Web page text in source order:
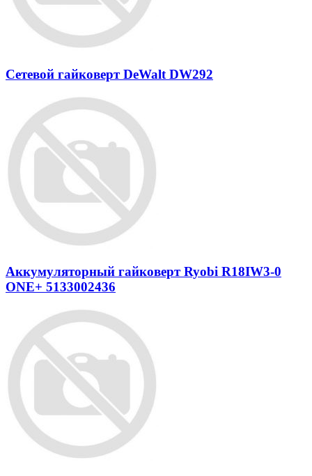
Сетевой гайковерт DeWalt DW292
Аккумуляторный гайковерт Ryobi R18IW3-0
ONE+ 5133002436